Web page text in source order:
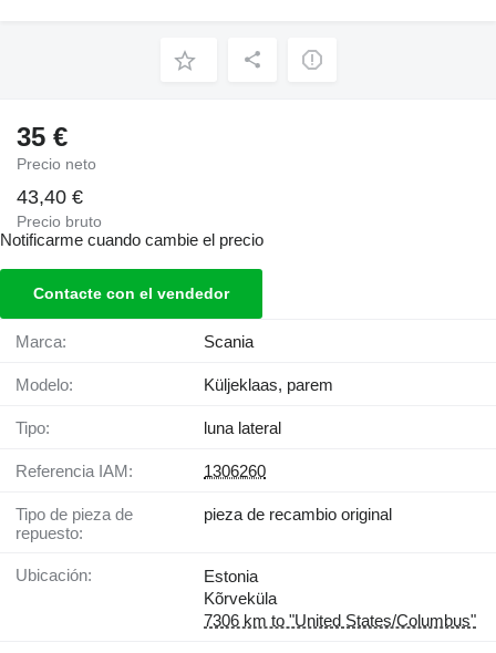
35 €
Precio neto
43,40 €
Precio bruto
Notificarme cuando cambie el precio
Contacte con el vendedor
Marca: Scania
Modelo: Küljeklaas, parem
Tipo: luna lateral
Referencia IAM: 1306260
Tipo de pieza de
repuesto:
pieza de recambio original
Ubicación:
Estonia
Kõrveküla
7306 km to "United States/Columbus"